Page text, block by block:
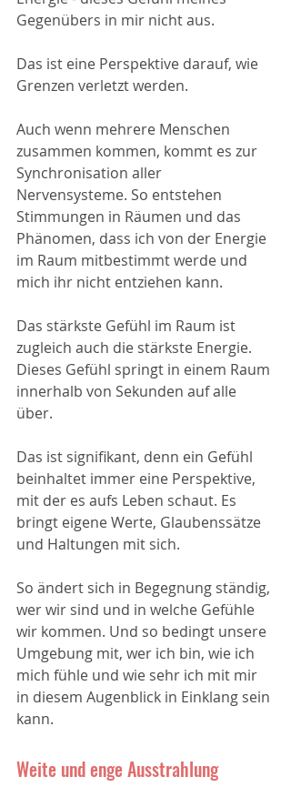
Gegenübers in mir nicht aus.
Das ist eine Perspektive darauf, wie
Grenzen verletzt werden.
Auch wenn mehrere Menschen
zusammen kommen, kommt es zur
Synchronisation aller
Nervensysteme. So entstehen
Stimmungen in Räumen und das
Phänomen, dass ich von der Energie
im Raum mitbestimmt werde und
mich ihr nicht entziehen kann.
Das stärkste Gefühl im Raum ist
zugleich auch die stärkste Energie.
Dieses Gefühl springt in einem Raum
innerhalb von Sekunden auf alle
über.
Das ist signifikant, denn ein Gefühl
beinhaltet immer eine Perspektive,
mit der es aufs Leben schaut. Es
bringt eigene Werte, Glaubenssätze
und Haltungen mit sich.
So ändert sich in Begegnung ständig,
wer wir sind und in welche Gefühle
wir kommen. Und so bedingt unsere
Umgebung mit, wer ich bin, wie ich
mich fühle und wie sehr ich mit mir
in diesem Augenblick in Einklang sein
kann.
Weite und enge Ausstrahlung